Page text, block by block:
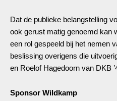
Dat de publieke belangstelling
ook gerust matig genoemd kan
een rol gespeeld bij het nemen
beslissing overigens die
en Roelof Hagedoorn van DKB
Sponsor Wildkamp